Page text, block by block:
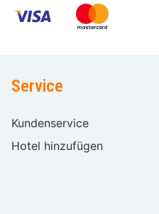
Service
Kundenservice
Hotel hinzufügen